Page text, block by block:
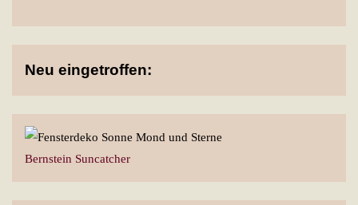
Neu eingetroffen:
Bernstein Suncatcher